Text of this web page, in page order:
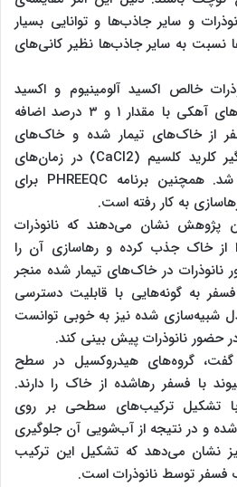
و سایر جاذب‌ها و توانایی بسیار
نسبت به سایر جاذب‌ها نظیر کانی‌های
خالص اکسید آلومینیوم و اکسید
تیتانیوم به تعدادی از خاک‌های آهکی با مقدار ۱ و ۳ درصد اضافه
از خاک‌های تیمار شده و خاک‌های
شاهد با استفاده از عصاره‌گیر کلرید کلسیم (CaCl2) در زمان‌های
تعادلی مختلف اندازه‌گیری شد. همچنین برنامه PHREEQC برای
به کار رفته است.
پژوهش نشان می‌دهند که نانوذرات
از خاک جذب کرده و رهاسازی آن را
در خاک‌های تیمار شده منجر
به گونه‌هایی با قابلیت دسترسی
شبیه‌سازی شده نیز به خوبی توانست
حضور نانوذرات پیش بینی کند.
گفت، گروه‌های هیدروکسیل در سطح
با فسفر رهاشده از خاک را دارند.
تشکیل ترکیب‌های سطحی بر روی
و در نتیجه از آب‌شویی آن جلوگیری
نشان می‌دهد که تشکیل این ترکیب
توسط نانوذرات است.